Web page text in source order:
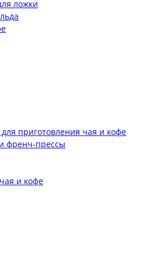
ложки
приготовления чая и кофе
френч-прессы
и кофе